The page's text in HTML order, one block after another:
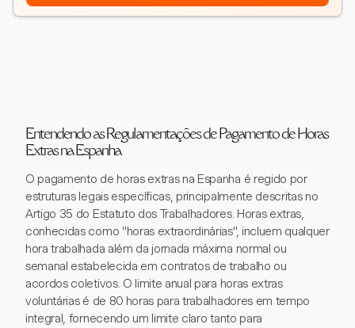
Entendendo as Regulamentações de Pagamento de Horas
Extras na Espanha
O pagamento de horas extras na Espanha é regido por
estruturas legais específicas, principalmente descritas no
Artigo 35 do Estatuto dos Trabalhadores. Horas extras,
conhecidas como "horas extraordinárias", incluem qualquer
hora trabalhada além da jornada máxima normal ou
semanal estabelecida em contratos de trabalho ou
acordos coletivos. O limite anual para horas extras
voluntárias é de 80 horas para trabalhadores em tempo
integral, fornecendo um limite claro tanto para